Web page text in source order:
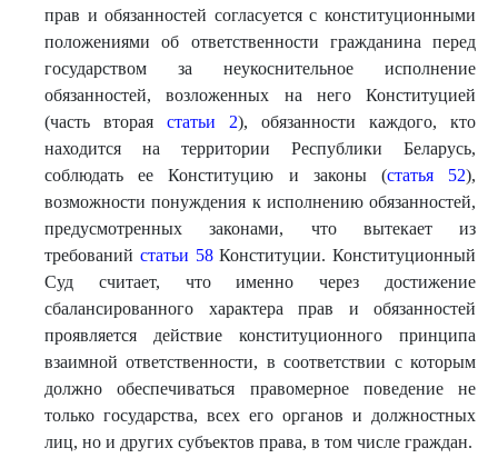
прав и обязанностей согласуется с конституционными
положениями об ответственности гражданина перед
государством за неукоснительное исполнение
обязанностей, возложенных на него Конституцией
(часть вторая статьи 2), обязанности каждого, кто
находится на территории Республики Беларусь,
соблюдать ее Конституцию и законы (статья 52),
возможности понуждения к исполнению обязанностей,
предусмотренных законами, что вытекает из
требований статьи 58Конституции. Конституционный
Суд считает, что именно через достижение
сбалансированного характера прав и обязанностей
проявляется действие конституционного принципа
взаимной ответственности, в соответствии с которым
должно обеспечиваться правомерное поведение не
только государства, всех его органов и должностных
лиц, но и других субъектов права, в том числе граждан.